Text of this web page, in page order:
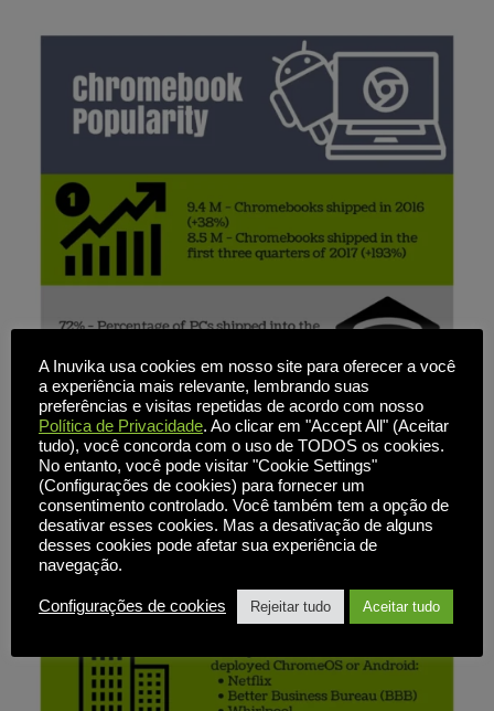
A Inuvika usa cookies em nosso site para oferecer a você
a experiência mais relevante, lembrando suas
preferências e visitas repetidas de acordo com nosso
Política de Privacidade. Ao clicar em "Accept All" (Aceitar
tudo), você concorda com o uso de TODOS os cookies.
No entanto, você pode visitar "Cookie Settings"
(Configurações de cookies) para fornecer um
consentimento controlado. Você também tem a opção de
desativar esses cookies. Mas a desativação de alguns
desses cookies pode afetar sua experiência de
navegação.
Configurações de cookies Rejeitar tudo Aceitar tudo